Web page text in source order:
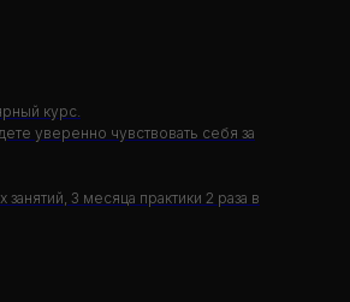
курс.
уверенно чувствовать себя за
занятий, 3 месяца практики 2 раза в